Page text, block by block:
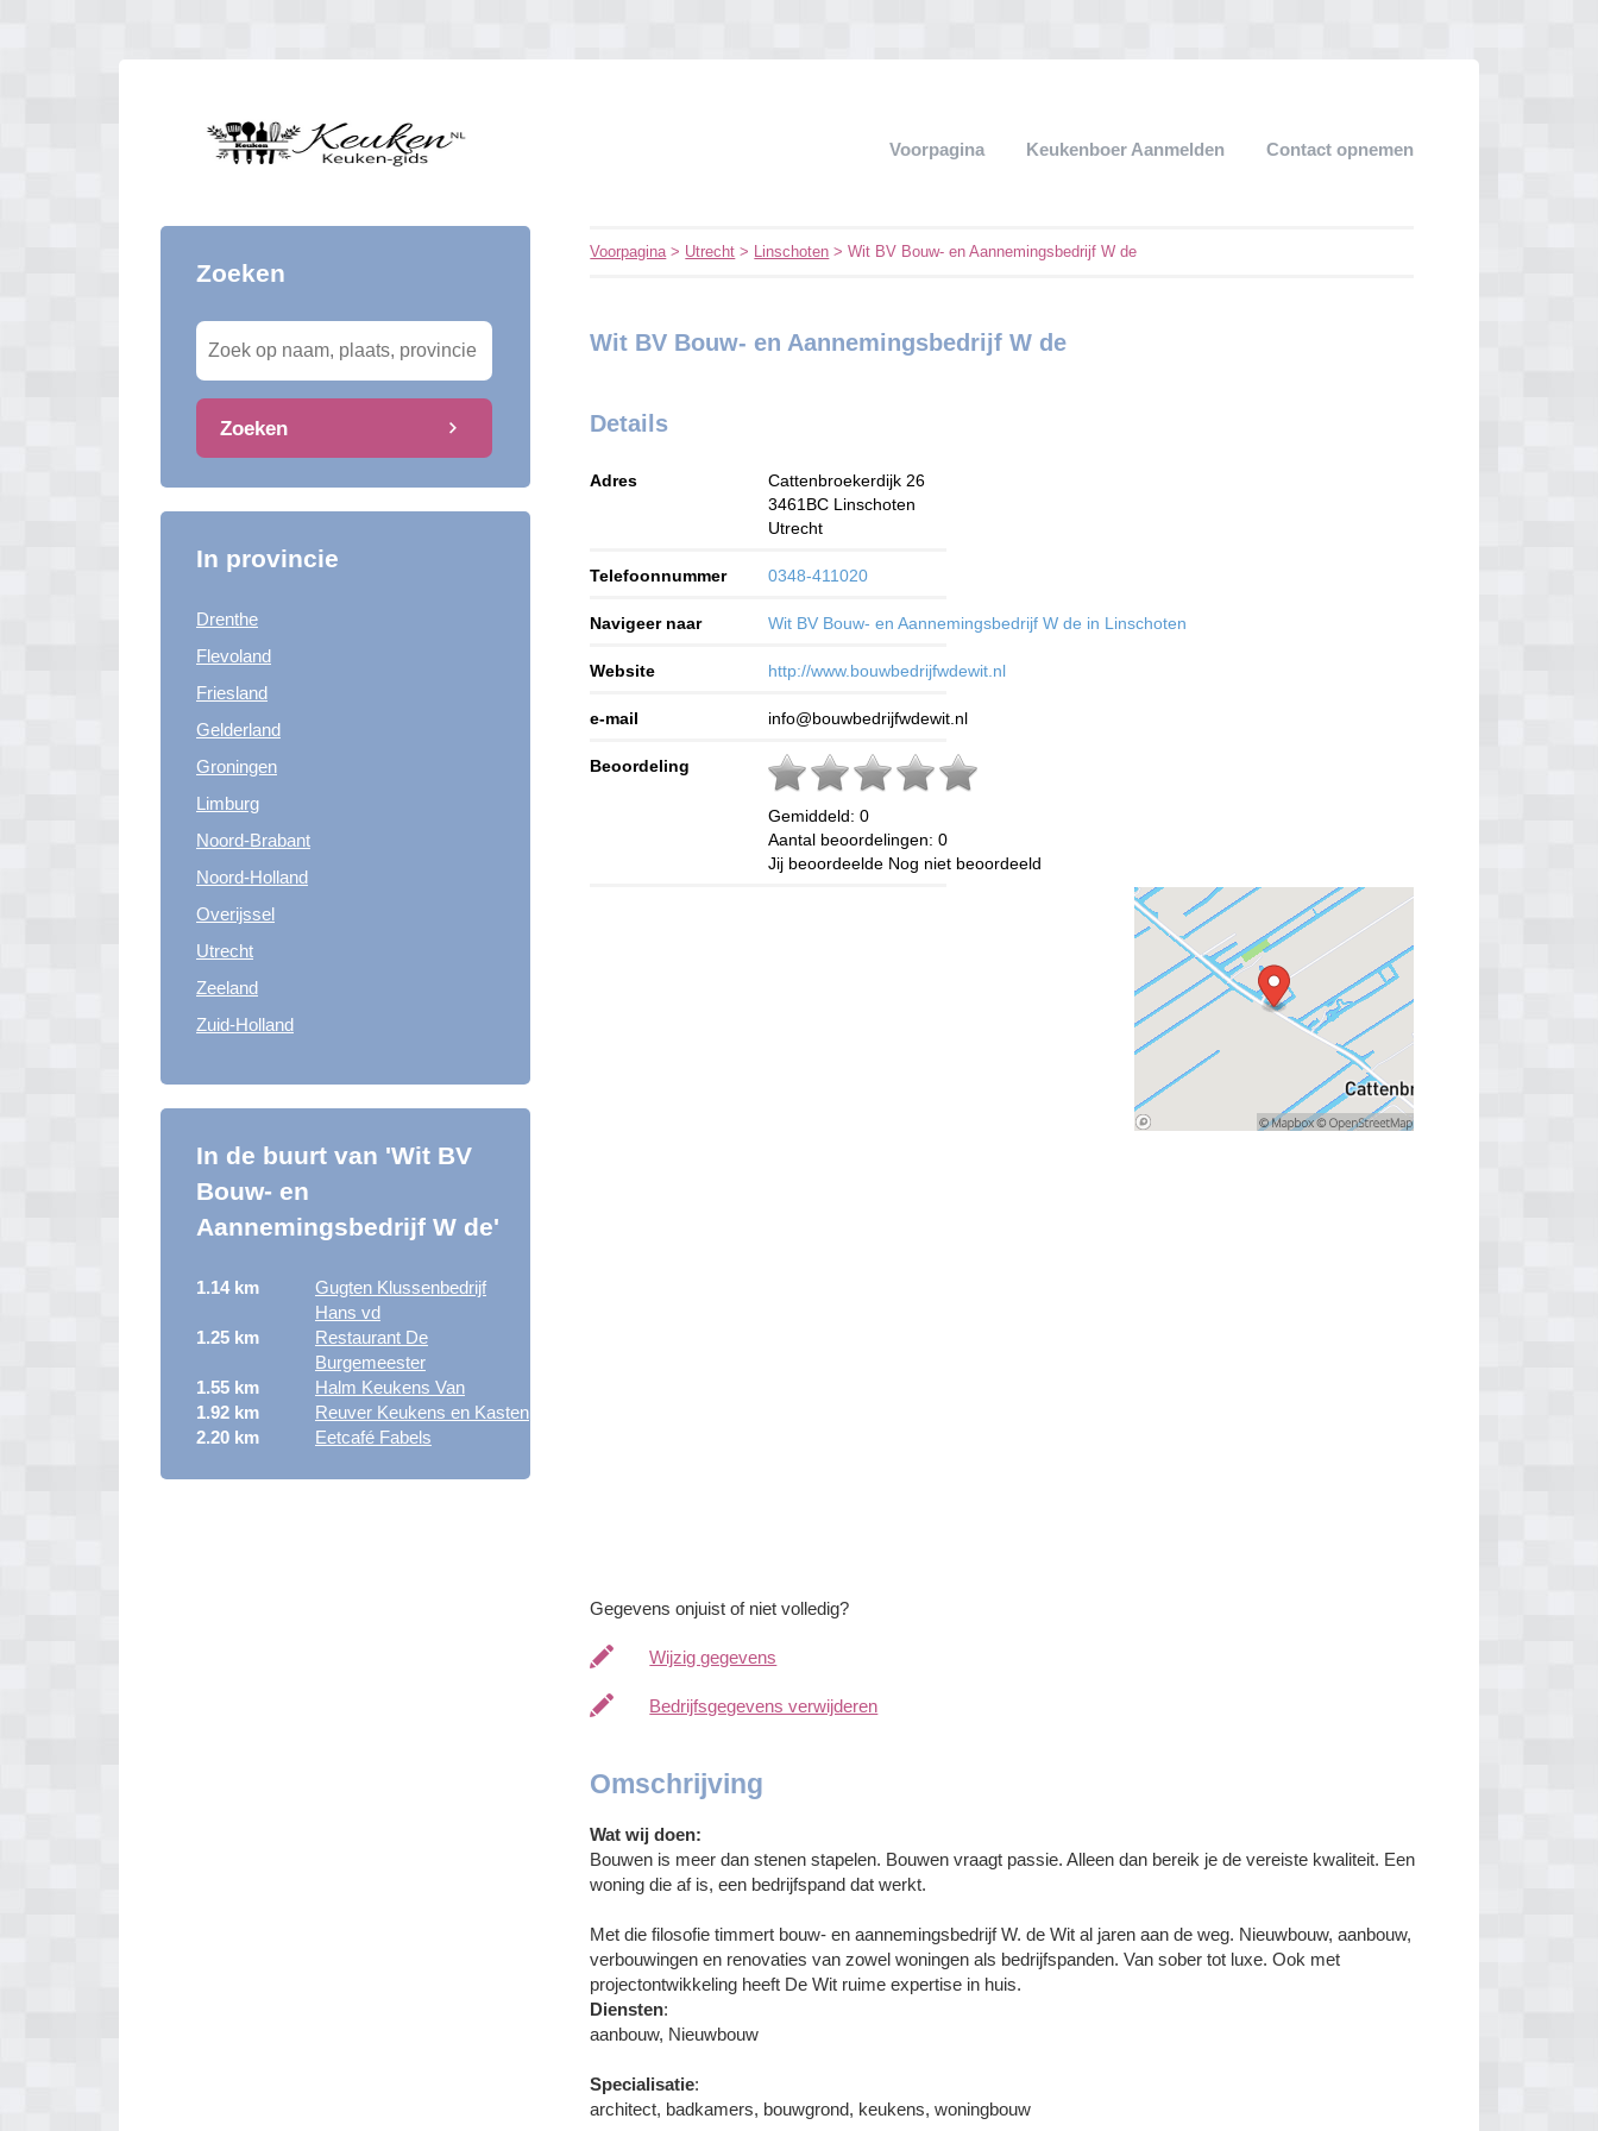
Voorpagina Keukenboer Aanmelden Contact opnemen
Zoeken
Zoeken
In provincie
Drenthe
Flevoland
Friesland
Gelderland
Groningen
Limburg
Noord-Brabant
Noord-Holland
Overijssel
Utrecht
Zeeland
Zuid-Holland
In de buurt van 'Wit BV
Bouw- en
Aannemingsbedrijf W de'
1.14 km
Gugten Klussenbedrijf
Hans vd
1.25 km
Restaurant De
Burgemeester
1.55 km
Halm Keukens Van
1.92 km
Reuver Keukens en Kasten
2.20 km
Eetcafé Fabels
Voorpagina> Utrecht > Linschoten > Wit BV Bouw- en Aannemingsbedrijf W de
Wit BV Bouw- en Aannemingsbedrijf W de
Details
Adres
Cattenbroekerdijk 26
3461BC Linschoten
Utrecht
Telefoonnummer 0348-411020
Navigeer naar Wit BV Bouw- en Aannemingsbedrijf W de in Linschoten
Website http://www.bouwbedrijfwdewit.nl
e-mail info@bouwbedrijfwdewit.nl
Beoordeling
Gemiddeld:0
Aantal beoordelingen:0
Jij beoordeelde Nog niet beoordeeld
Gegevens onjuist of niet volledig?
Wijzig gegevens
Bedrijfsgegevens verwijderen
Omschrijving
Wat wij doen:
Bouwen is meer dan stenen stapelen. Bouwen vraagt passie. Alleen dan bereik je de vereiste kwaliteit. Een
woning die af is, een bedrijfspand dat werkt.
Met die filosofie timmert bouw- en aannemingsbedrijf W. de Wit al jaren aan de weg. Nieuwbouw, aanbouw,
verbouwingen en renovaties van zowel woningen als bedrijfspanden. Van sober tot luxe. Ook met
projectontwikkeling heeft De Wit ruime expertise in huis.
Diensten:
aanbouw, Nieuwbouw
Specialisatie:
architect, badkamers, bouwgrond, keukens, woningbouw